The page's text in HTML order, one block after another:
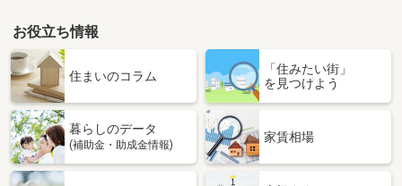
お役立ち情報
住まいのコラム
「住みたい街」
を見つけよう
暮らしのデータ
(補助金・助成金情報)
家賃相場